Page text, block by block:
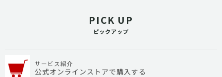
PICK UP
ピックアップ
サービス紹介
公式オンラインストアで購入する